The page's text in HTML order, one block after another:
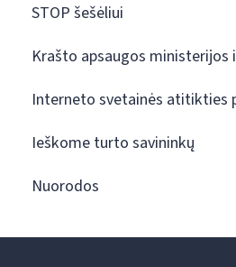
STOP šešėliui
Krašto apsaugos ministerijos
Interneto svetainės atitikties
Ieškome turto savininkų
Nuorodos